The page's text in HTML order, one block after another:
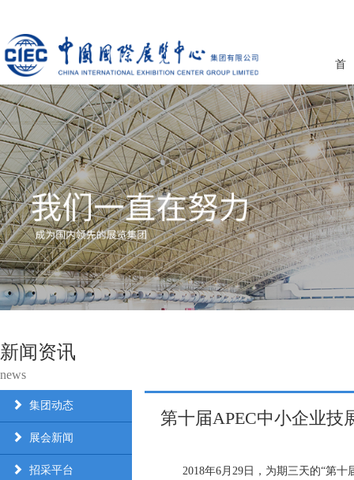
首
新闻资讯
news
集团动态
展会新闻
招采平台
第十届APEC中小企业技
2018年6月29日，为期三天的“第十